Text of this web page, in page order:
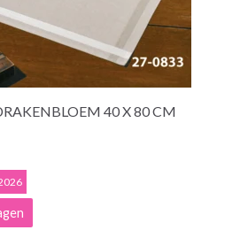
40 X 80 CM